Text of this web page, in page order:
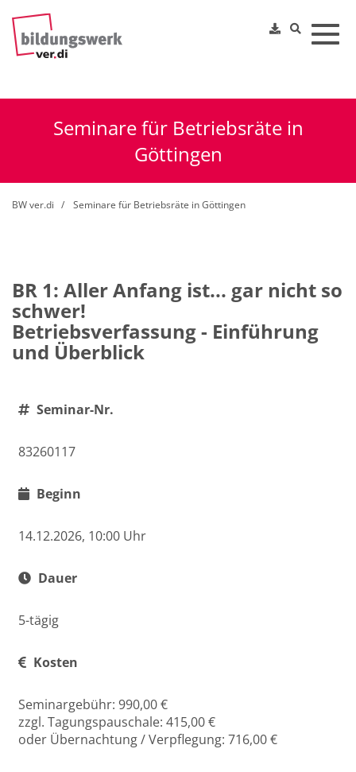
Seminare für Betriebsräte in
Göttingen
BW ver.di Seminare für Betriebsräte in Göttingen
BR 1: Aller Anfang ist... gar nicht so
schwer!
Betriebsverfassung - Einführung
und Überblick
Seminar-Nr.
83260117
Beginn
14.12.2026, 10:00 Uhr
Dauer
5-tägig
Kosten
Seminargebühr: 990,00 €
zzgl. Tagungspauschale: 415,00 €
oder Übernachtung / Verpflegung: 716,00 €